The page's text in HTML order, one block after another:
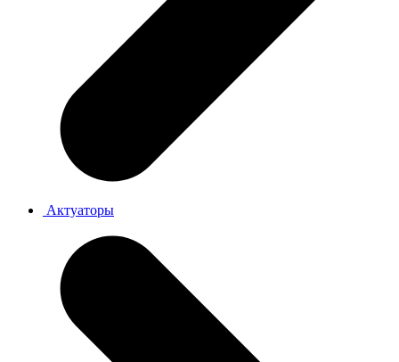
Актуаторы